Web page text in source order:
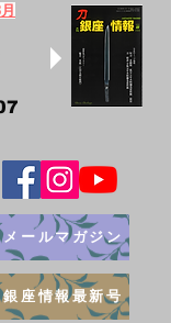
メールマガジン
銀座情報最新号